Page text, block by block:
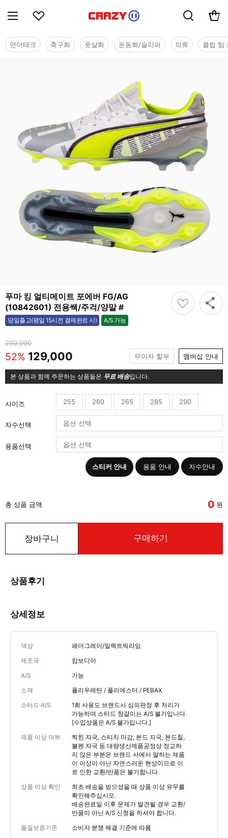
언더테크 축구화 풋살화 운동화/슬리퍼 의류 클럽 팀
푸마 킹 얼티메이트 포에버 FG/AG
(10842601) 전용쌕/주걱/양말 #
당일출고(평일 15시전 결제완료 시) A/S 가능
가능
269,000
52% 129,000 무이자 할부 맴버십 안내
본 상품과 함께 주문하는 상품들은 무료 배송입니다.
사이즈 255 260 265 285 290
자수선택
용품선택
스티커 안내 용품 안내 자수안내
총 상품 금액 0 원
장바구니 구매하기
상품후기
상세정보
색상 페더그레이/일렉트릭라임
제조국 캄보디아
A/S 가능
소재 폴리우레탄 / 폴리에스터 / PEBAX
스터드 A/S
1회 사용도 브랜드사 심의판정 후 처리가
가능하며 스터드 창갈이는 A/S 불가입니다.
[수입상품은 A/S 불가입니다.]
제품 이상 여부
찍힌 자국, 스티치 마감, 본드 자국, 본드칠,
볼펜 자국 등 대량생산제품공정상 정교하
지 않은 부분은 브랜드 사에서 말하는 제품
이 이상이 아닌 자연스러운 현상이므로 이
로 인한 교환/반품은 불가합니다.
상품 이상 확인
최초 배송을 받으셨을 때 상품 이상 유무를
확인해주십시오.
배송완료일 이후 문제가 발견될 경우 교환/
반품이 아닌 A/S 신청을 하셔야 합니다.
품질보증기준 소비자 분쟁 해결 기준에 따름